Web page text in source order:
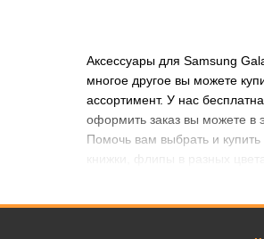
Аксессуары для Samsung
многое другое вы можете
ассортимент. У нас
оформить заказ вы можете в
Помочь вам выбрать и